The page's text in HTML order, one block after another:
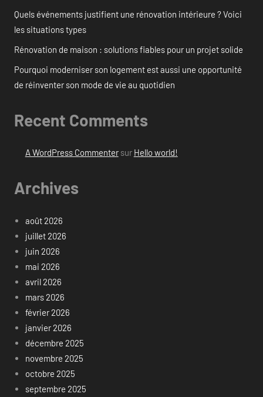
Quels événements justifient une rénovation intérieure ? Voici
les situations types
Rénovation de maison : solutions fiables pour un projet solide
Pourquoi moderniser son logement est aussi une opportunité
de réinventer son mode de vie au quotidien
Recent Comments
A WordPress Commentersur Hello world!
Archives
août 2026
juillet 2026
juin 2026
mai 2026
avril 2026
mars 2026
février 2026
janvier 2026
décembre 2025
novembre 2025
octobre 2025
septembre 2025